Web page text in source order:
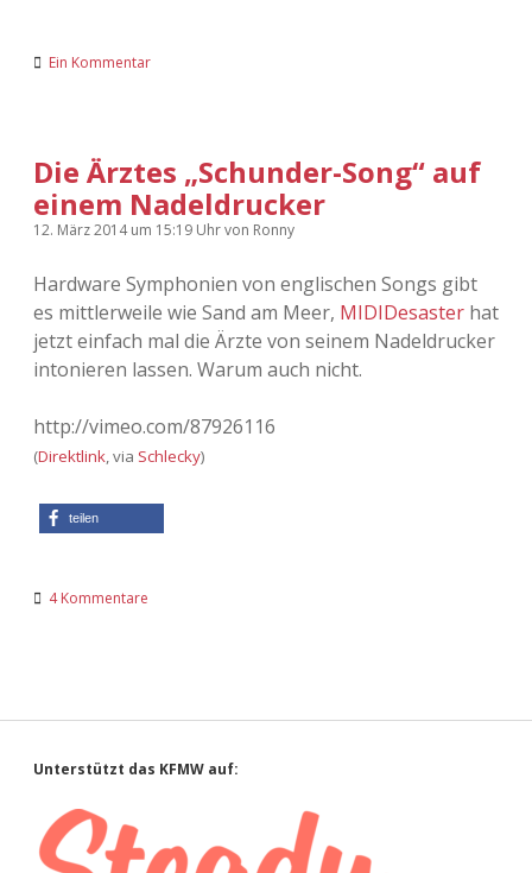
Ein Kommentar
Die Ärztes „Schunder-Song“ auf
einem Nadeldrucker
12. März 2014um 15:19 Uhrvon Ronny
Hardware Symphonien von englischen Songs gibt
es mittlerweile wie Sand am Meer, MIDIDesaster hat
jetzt einfach mal die Ärzte von seinem Nadeldrucker
intonieren lassen. Warum auch nicht.
http://vimeo.com/87926116
(Direktlink, via Schlecky)
teilen
4 Kommentare
Sidebar
Unterstützt das KFMW auf: